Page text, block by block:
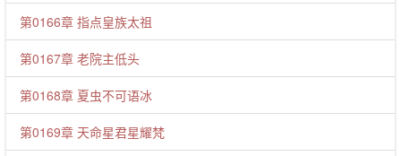
第0166章 指点皇族太祖
第0167章 老院主低头
第0168章 夏虫不可语冰
第0169章 天命星君星耀梵